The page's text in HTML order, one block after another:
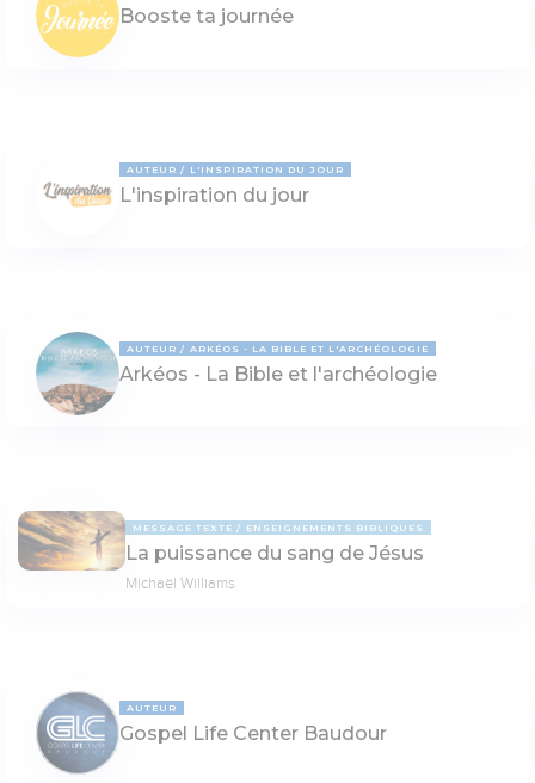
Booste ta journée
AUTEUR L'INSPIRATION DU JOUR
L'inspiration du jour
AUTEUR ARKÉOS - LA BIBLE ET L'ARCHÉOLOGIE
Arkéos - La Bible et l'archéologie
MESSAGE TEXTE ENSEIGNEMENTS BIBLIQUES
La puissance du sang de Jésus
Michaël Williams
AUTEUR
Gospel Life Center Baudour